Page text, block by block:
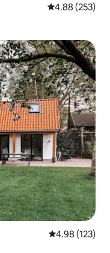
Calificación
4.88 (253)
Calificación
4.98 (123)